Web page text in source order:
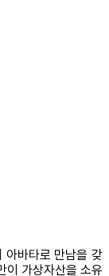
아바타로 만남을 갖
이 가상자산을 소유